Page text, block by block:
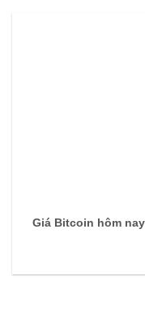
Giá Bitcoin hôm